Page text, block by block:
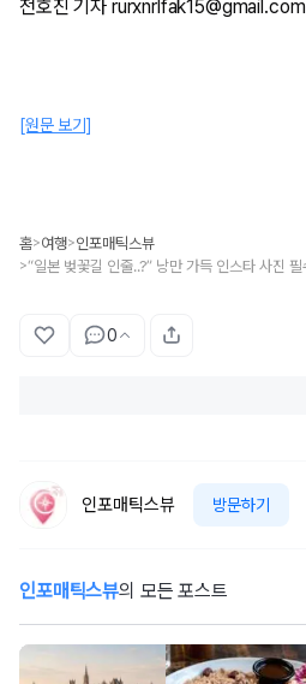
전호진 기자 rurxnrlfak15@gmail.com
[원문 보기]
홈>여행>인포매틱스뷰
>
0
인포매틱스뷰 방문하기
인포매틱스뷰의 모든 포스트